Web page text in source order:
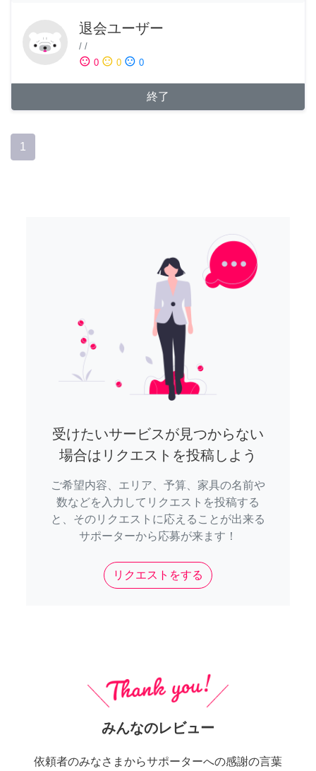
退会ユーザー
/ /
sentiment_satisfied 0 sentiment_neutral 0 sentiment_dissatisfied 0
終了
1
受けたいサービスが見つからない
場合はリクエストを投稿しよう
ご希望内容、エリア、予算、家具の名前や
数などを入力してリクエストを投稿する
と、そのリクエストに応えることが出来る
サポーターから応募が来ます！
リクエストをする
みんなのレビュー
依頼者のみなさまからサポーターへの感謝の言葉